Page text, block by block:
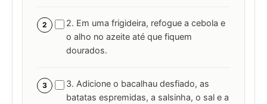
2
2. Em uma frigideira, refogue a cebola e
o alho no azeite até que fiquem
dourados.
3
3. Adicione o bacalhau desfiado, as
batatas espremidas, a salsinha, o sal e a